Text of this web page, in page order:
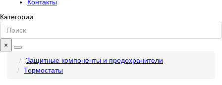
Контакты
Категории
×
Защитные компоненты и предохранители
Термостаты